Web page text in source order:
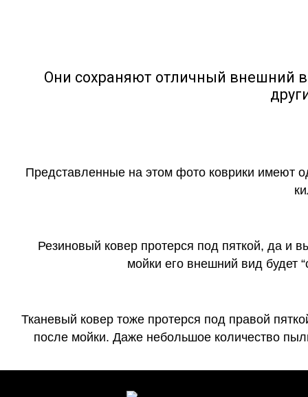
Они сохраняют отличный внешний
Представленные на этом фото коврики имеют
Резиновый ковер протерся под пяткой, да и
мойки его внешний вид будет
Тканевый ковер тоже протерся под правой
после мойки. Даже небольшое количество